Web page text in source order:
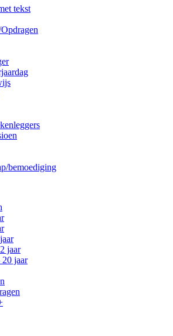
tekst
bemoediging
jaar
jaar